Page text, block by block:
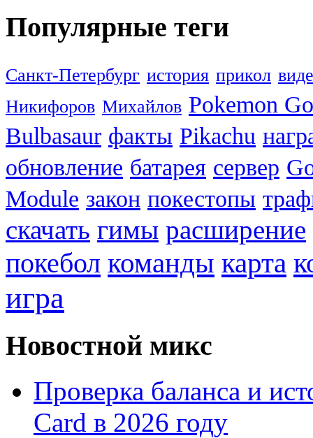
Популярные теги
Санкт-Петербург история прикол
Никифоров Михайлов Pokemon Go
Bulbasaur факты Pikachu
обновление батарея сервер
Module закон покестопы
скачать гимы расширение
покебол команды карта
игра
Новостной микс
Проверка баланса и
Card в 2026 году